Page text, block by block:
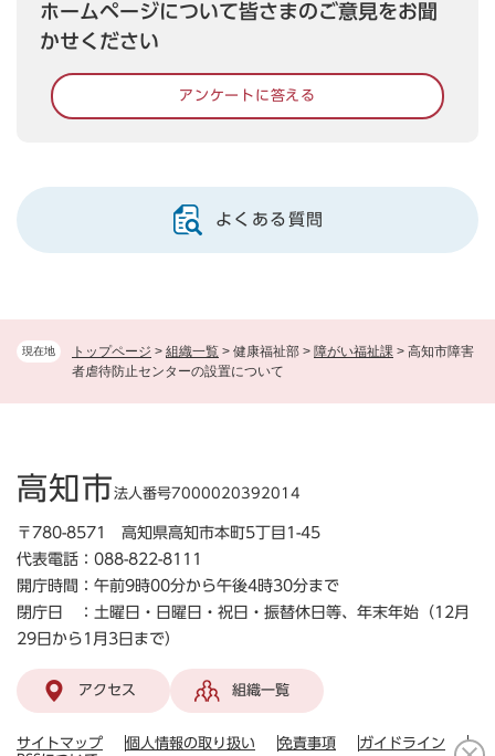
現在地 トップページ > 組織一覧 > 健康福祉部 > 障がい福祉課 > 高知市障害
者虐待防止センターの設置について
ホームページについて皆さまのご意見をお聞
かせください
アンケートに答える
よくある質問
高知市法人番号7000020392014
〒780-8571 高知県高知市本町5丁目1-45
代表電話：088-822-8111
開庁時間：午前9時00分から午後4時30分まで
閉庁日 ：土曜日・日曜日・祝日・振替休日等、年末年始（12月
29日から1月3日まで）
アクセス 組織一覧
サイトマップ 個人情報の取り扱い 免責事項
ガイドライン